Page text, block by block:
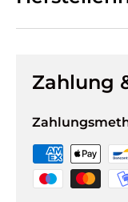
Zahlung